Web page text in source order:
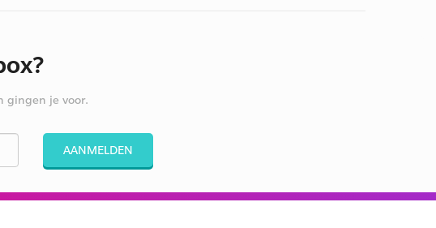
gingen je voor.
AANMELDEN